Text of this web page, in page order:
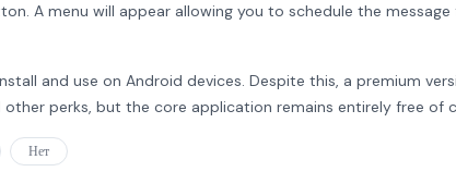
A menu will appear allowing you to schedule the
and use on Android devices. Despite this, a premium
perks, but the core application remains entirely free of
Нет